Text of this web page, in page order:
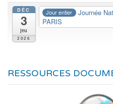
DÉC
3
jeu
2026
Jour entier Journée
PARIS
RESSOURCES